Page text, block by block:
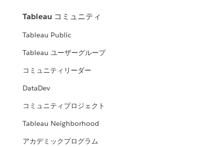
Tableau コミュニティ
Tableau Public
Tableau ユーザーグループ
コミュニティリーダー
DataDev
コミュニティプロジェクト
Tableau Neighborhood
アカデミックプログラム